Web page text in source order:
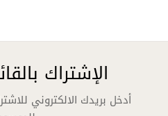
الإشتراك
أدخل بريدك الالكتروني